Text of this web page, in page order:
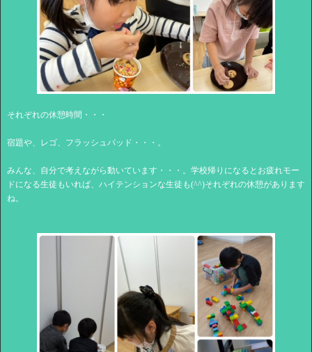
それぞれの休憩時間・・・
宿題や、レゴ、フラッシュパッド・・・。
みんな、自分で考えながら動いています・・・。学校帰りになるとお疲れモー
ドになる生徒もいれば、ハイテンションな生徒も(^^)それぞれの休憩があります
ね。